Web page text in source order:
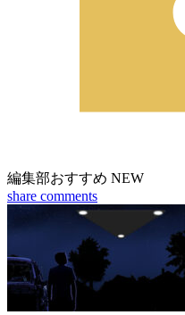
編集部おすすめ NEW
share comments